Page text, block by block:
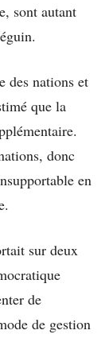
sont autant
des nations et
que la
donc
en
sur deux
de
de gestion